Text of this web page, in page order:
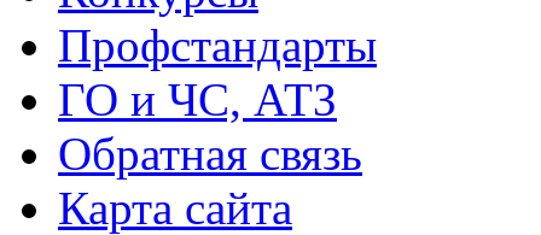
Профстандарты
ГО и ЧС, АТЗ
Обратная связь
Карта сайта